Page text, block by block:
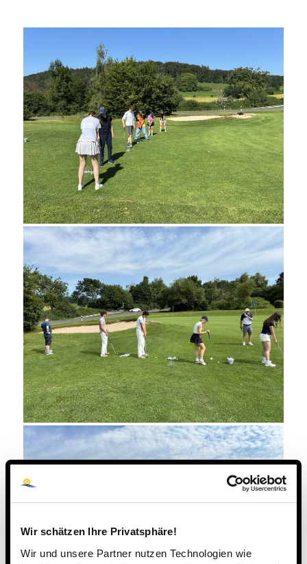
Wir schätzen Ihre Privatsphäre!
Wir und unsere Partner nutzen Technologien wie